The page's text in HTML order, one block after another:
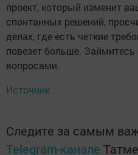
проект, который изменит
спонтанных решений,
делах, где есть четкие
повезет больше.
вопросами.
Источник
Следите за самым
Telegram-канале